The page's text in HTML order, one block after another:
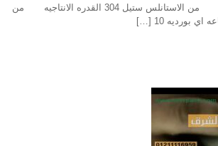
سنتيمتر خامة الاسكرو من الاستانلس ستيل 304 القدره الانتاجيه من